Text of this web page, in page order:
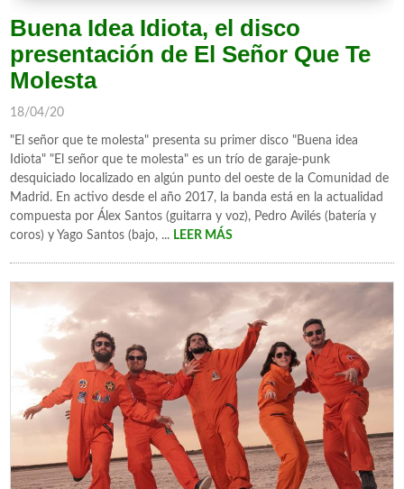
Buena Idea Idiota, el disco
presentación de El Señor Que Te
Molesta
18/04/20
"El señor que te molesta" presenta su primer disco "Buena idea
Idiota" "El señor que te molesta" es un trío de garaje-punk
desquiciado localizado en algún punto del oeste de la Comunidad de
Madrid. En activo desde el año 2017, la banda está en la actualidad
compuesta por Álex Santos (guitarra y voz), Pedro Avilés (batería y
coros) y Yago Santos (bajo, ... LEER MÁS